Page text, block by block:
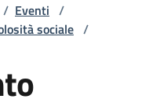
/ Eventi /
sociale /